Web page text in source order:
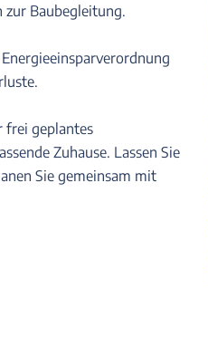
zur Baubegleitung.
frei geplantes
Zuhause. Lassen Sie
Sie gemeinsam mit